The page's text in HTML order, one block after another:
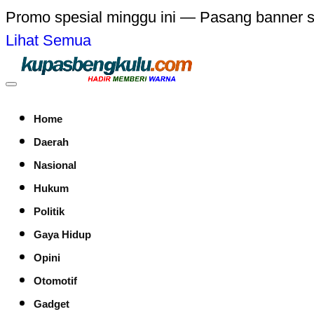
Promo spesial minggu ini — Pasang banner
Lihat Semua
Home
Daerah
Nasional
Hukum
Politik
Gaya Hidup
Opini
Otomotif
Gadget